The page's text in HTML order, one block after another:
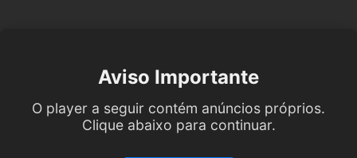
Aviso Importante
O player a seguir contém anúncios próprios.
Clique abaixo para continuar.